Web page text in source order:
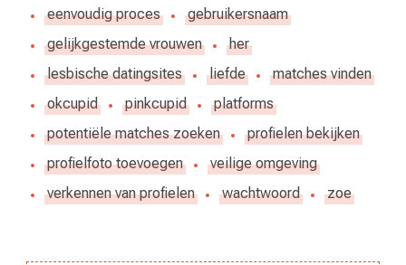
eenvoudig proces
gebruikersnaam
gelijkgestemde vrouwen
her
lesbische datingsites
liefde
matches vinden
okcupid
pinkcupid
platforms
potentiële matches zoeken
profielen bekijken
profielfoto toevoegen
veilige omgeving
verkennen van profielen
wachtwoord zoe